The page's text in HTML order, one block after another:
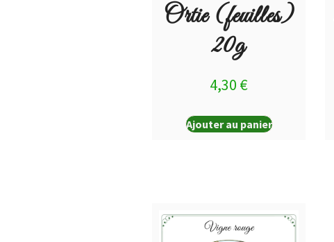
Ortie (feuilles)
20g
4,30 €
Ajouter au panier